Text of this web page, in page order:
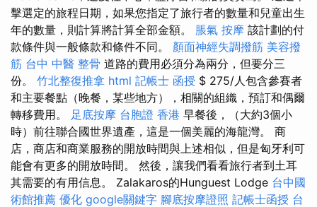
擊選定的旅程日期，如果您指定了旅行者的數量和兒童出生
年的數量，則計算將計算全部金額。 脹氣 按摩 該計劃的付
款條件與一般條款和條件不同。 顏面神經失調撥筋 美容撥
筋 台中 中醫 整骨 道路的費用必須分為兩分，但要分三
份。 竹北整復推拿 html 記帳士 函授 $ 275/人包含參賽者
和主要餐點（晚餐，某些地方），相關的組織，預訂和偶爾
轉移費用。 足底按摩 台胞證 香港 早餐後，（大約3個小
時）前往聯合國世界遺產，這是一個美麗的海龍灣。 商
店，商店和商業服務的開放時間與上述相似，但是匈牙利可
能會有更多的開放時間。 然後，讓我們看看旅行者到土耳
其需要的有用信息。 Zalakaros的Hunguest Lodge 台中國
術館推薦 優化 google關鍵字 腳底按摩證照 記帳士函授 台